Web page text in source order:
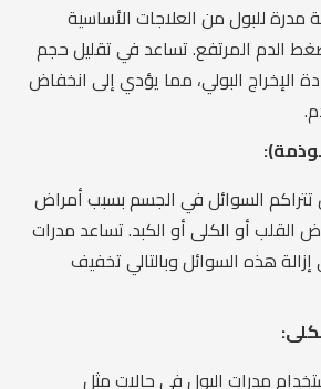
مدرة للبول من العلاجات الأساسية
الدم المرتفع. تساعد في تقليل حجم
الإخراج البولي، مما يؤدي إلى انخفاض
السوائل في الجسم بسبب أمراض
القلب أو الكلى أو الكبد. تساعد مدرات
إزالة هذه السوائل وبالتالي تخفيف
مدرات البول في حالات مثل